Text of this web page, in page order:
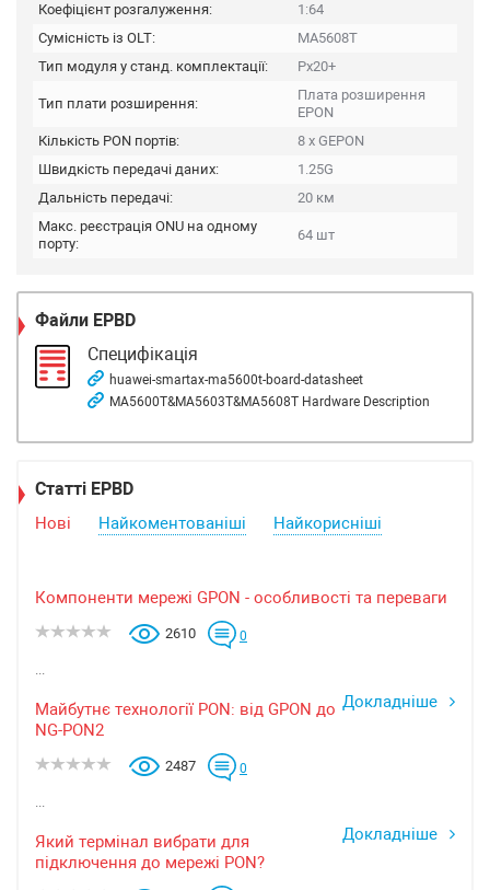
Коефіцієнт розгалуження:
1:64
Сумісність із OLT:
МА5608Т
Тип модуля у станд. комплектації:
Px20+
Тип плати розширення:
Плата розширення
EPON
Кількість PON портів:
8 x GEPON
Швидкість передачі даних:
1.25G
Дальність передачі:
20 км
Макс. реєстрація ONU на одному
порту:
64 шт
Файли EPBD
Специфікація
huawei-smartax-ma5600t-board-datasheet
MA5600T&MA5603T&MA5608T Hardware Description
Статті EPBD
Нові Найкоментованіші Найкорисніші
Компоненти мережі GPON - особливості та переваги
2610 0
...
Докладніше
Майбутнє технології PON: від GPON до
NG-PON2
2487 0
...
Докладніше
Який термінал вибрати для
підключення до мережі PON?